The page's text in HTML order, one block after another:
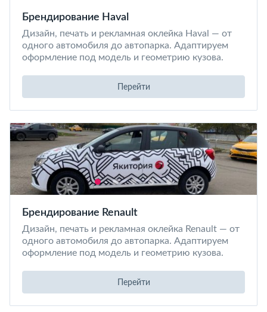
Брендирование Haval
Дизайн, печать и рекламная оклейка Haval — от
одного автомобиля до автопарка. Адаптируем
оформление под модель и геометрию кузова.
Перейти
Брендирование Renault
Дизайн, печать и рекламная оклейка Renault — от
одного автомобиля до автопарка. Адаптируем
оформление под модель и геометрию кузова.
Перейти